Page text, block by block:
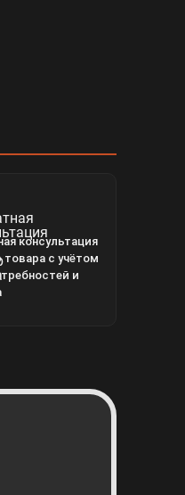
консультация
товара с учётом
и